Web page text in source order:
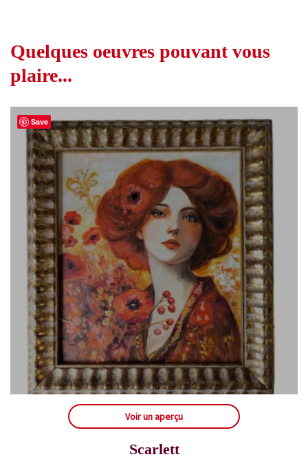
Quelques oeuvres pouvant vous
plaire...
Save
Voir un aperçu
Scarlett